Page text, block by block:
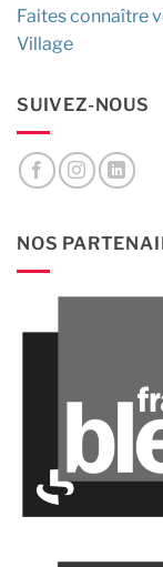
Faites connaître
Village
SUIVEZ-NOUS
NOS